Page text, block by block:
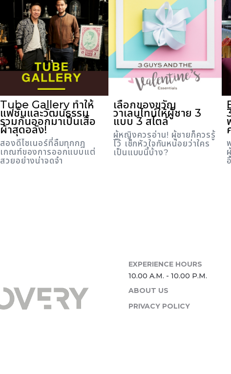
Tube Gallery ทำให้
แฟชั่นและวัฒนธรรม
รวมกันออกมาเป็นเสื้อ
ผ้าสุดอลัง!
สองดีไซเนอร์ที่ลืมทุกกฎ
เกณฑ์ของการออกแบบแต่
สวยอย่างน่าจดจำ
เลือกของขวัญ
วาเลนไทน์ให้ผู้ชาย 3
แบบ 3 สไตล์
ผู้หญิงควรอ่าน! ผู้ชายก็ควรรู้
ไว้ เช็กหัวใจกันหน่อยว่าใคร
เป็นแบบนี้บ้าง?
ABOUT US
PRIVACY POLICY